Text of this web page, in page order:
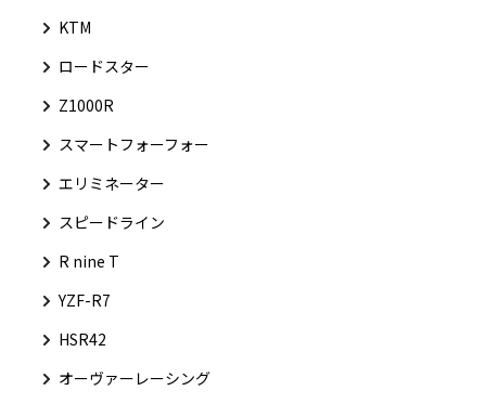
KTM
ロードスター
Z1000R
スマートフォーフォー
エリミネーター
スピードライン
R nine T
YZF-R7
HSR42
オーヴァーレーシング